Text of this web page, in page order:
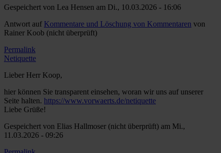
Gespeichert von Lea Hensen am Di., 10.03.2026 - 16:06
Antwort auf Kommentare und Löschung von Kommentaren von
Rainer Koob (nicht überprüft)
Permalink
Netiquette
Lieber Herr Koop,
hier können Sie transparent einsehen, woran wir uns auf unserer
Seite halten. https://www.vorwaerts.de/netiquette
Liebe Grüße!
Gespeichert von Elias Hallmoser (nicht überprüft) am Mi.,
11.03.2026 - 09:26